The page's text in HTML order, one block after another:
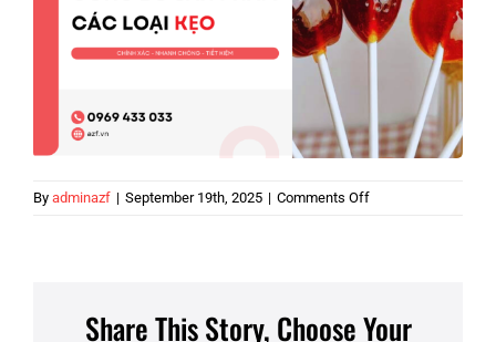
By adminazf | September 19th, 2025 | Comments Offon
phẩm
Share This Story, Choose Your